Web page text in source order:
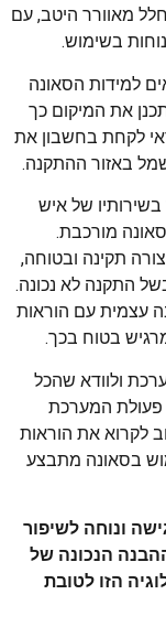
מאוורר היטב, עם
בשימוש.
למידות הסאונה
את המיקום כך
לקחת בחשבון את
באזור ההתקנה.
של איש
מורכבת.
תקינה ובטוחה,
התקנה לא נכונה.
עצמית עם הוראות
בטוח בכך.
ולוודא שהכל
פעולת המערכת
לקרוא את הוראות
בסאונה מתבצע
ונוחה לשיפור
הנכונה של
הזו לטובת